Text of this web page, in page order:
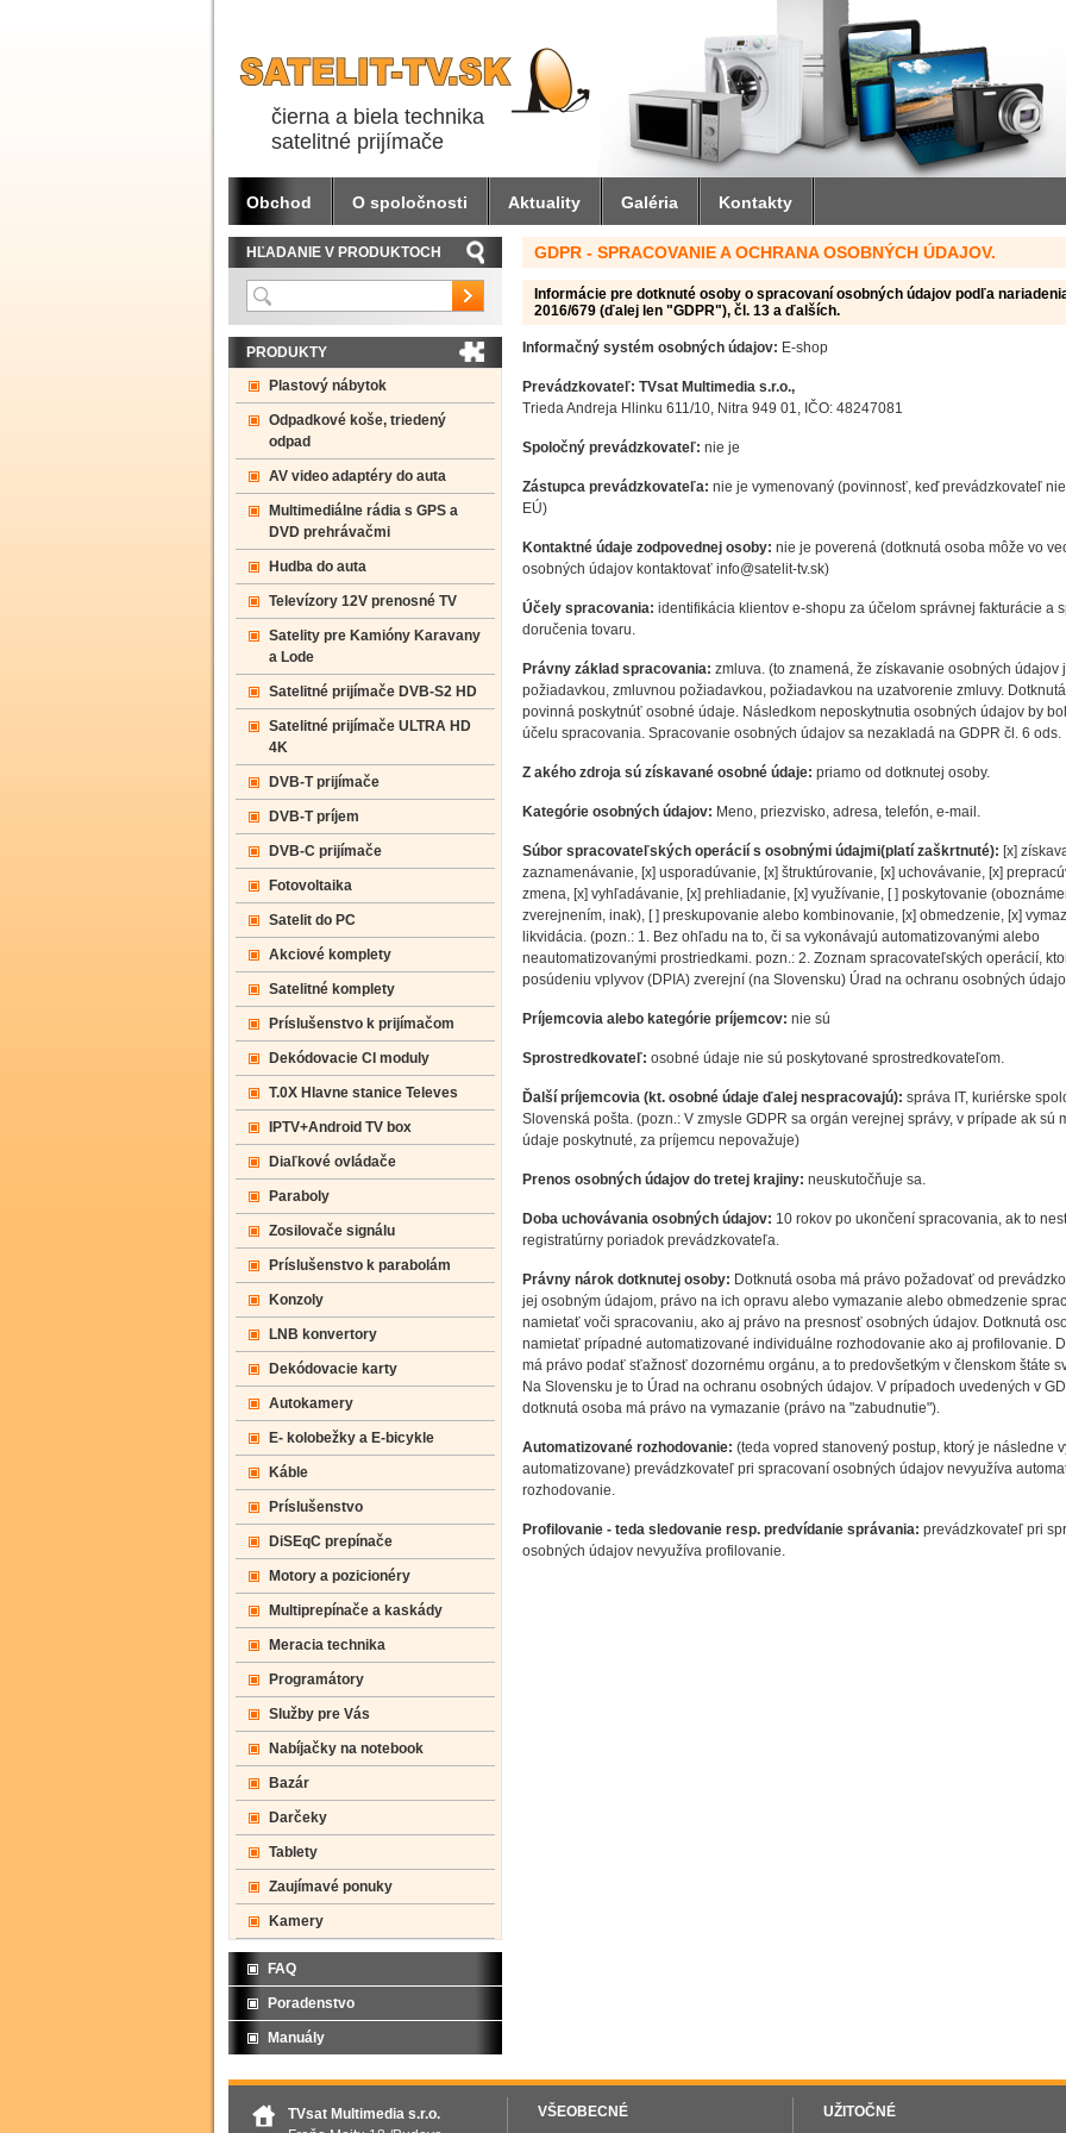
čierna a biela technika
satelitné prijímače
GDPR - SPRACOVANIE A OCHRANA OSOBNÝCH ÚDAJOV.
Informácie pre dotknuté osoby o spracovaní osobných údajov podľa
2016/679 (ďalej len "GDPR"), čl. 13 a ďalších.
Informačný systém osobných údajov: E-shop
Prevádzkovateľ: TVsat Multimedia s.r.o.,
Trieda Andreja Hlinku 611/10, Nitra 949 01, IČO: 48247081
Spoločný prevádzkovateľ: nie je
Zástupca prevádzkovateľa: nie je vymenovaný (povinnosť, keď prevádzkovateľ
EÚ)
Kontaktné údaje zodpovednej osoby: nie je poverená (dotknutá osoba môže vo
osobných údajov kontaktovať info@satelit-tv.sk)
Účely spracovania: identifikácia klientov e-shopu za účelom správnej fakturácie a
doručenia tovaru.
Právny základ spracovania: zmluva. (to znamená, že získavanie osobných údajov
požiadavkou, zmluvnou požiadavkou, požiadavkou na uzatvorenie zmluvy.
povinná poskytnúť osobné údaje. Následkom neposkytnutia osobných údajov by
účelu spracovania. Spracovanie osobných údajov sa nezakladá na GDPR čl. 6 ods.
Z akého zdroja sú získavané osobné údaje: priamo od dotknutej osoby.
Kategórie osobných údajov: Meno, priezvisko, adresa, telefón, e-mail.
Súbor spracovateľských operácií s osobnými údajmi(platí zaškrtnuté): [x]
zaznamenávanie, [x] usporadúvanie, [x] štruktúrovanie, [x] uchovávanie, [x]
zmena, [x] vyhľadávanie, [x] prehliadanie, [x] využívanie, [ ] poskytovanie
zverejnením, inak), [ ] preskupovanie alebo kombinovanie, [x] obmedzenie, [x]
likvidácia. (pozn.: 1. Bez ohľadu na to, či sa vykonávajú automatizovanými alebo
neautomatizovanými prostriedkami. pozn.: 2. Zoznam spracovateľských operácií,
posúdeniu vplyvov (DPIA) zverejní (na Slovensku) Úrad na ochranu osobných
Príjemcovia alebo kategórie príjemcov: nie sú
Sprostredkovateľ: osobné údaje nie sú poskytované sprostredkovateľom.
Ďalší príjemcovia (kt. osobné údaje ďalej nespracovajú): správa IT, kuriérske
Slovenská pošta. (pozn.: V zmysle GDPR sa orgán verejnej správy, v prípade ak sú
údaje poskytnuté, za príjemcu nepovažuje)
Prenos osobných údajov do tretej krajiny: neuskutočňuje sa.
Doba uchovávania osobných údajov: 10 rokov po ukončení spracovania, ak to
registratúrny poriadok prevádzkovateľa.
Právny nárok dotknutej osoby: Dotknutá osoba má právo požadovať od
jej osobným údajom, právo na ich opravu alebo vymazanie alebo obmedzenie
namietať voči spracovaniu, ako aj právo na presnosť osobných údajov. Dotknutá
namietať prípadné automatizované individuálne rozhodovanie ako aj profilovanie.
má právo podať sťažnosť dozornému orgánu, a to predovšetkým v členskom štáte
Na Slovensku je to Úrad na ochranu osobných údajov. V prípadoch uvedených v
dotknutá osoba má právo na vymazanie (právo na "zabudnutie").
Automatizované rozhodovanie: (teda vopred stanovený postup, ktorý je následne
automatizovane) prevádzkovateľ pri spracovaní osobných údajov nevyužíva
rozhodovanie.
Profilovanie - teda sledovanie resp. predvídanie správania: prevádzkovateľ pri
osobných údajov nevyužíva profilovanie.
HĽADANIE V PRODUKTOCH
PRODUKTY
Plastový nábytok
Odpadkové koše, triedený
odpad
AV video adaptéry do auta
Multimediálne rádia s GPS a
DVD prehrávačmi
Hudba do auta
Televízory 12V prenosné TV
Satelity pre Kamióny Karavany
a Lode
Satelitné prijímače DVB-S2 HD
Satelitné prijímače ULTRA HD
4K
DVB-T prijímače
DVB-T príjem
DVB-C prijímače
Fotovoltaika
Satelit do PC
Akciové komplety
Satelitné komplety
Príslušenstvo k prijímačom
Dekódovacie CI moduly
T.0X Hlavne stanice Televes
IPTV+Android TV box
Diaľkové ovládače
Paraboly
Zosilovače signálu
Príslušenstvo k parabolám
Konzoly
LNB konvertory
Dekódovacie karty
Autokamery
E- kolobežky a E-bicykle
Káble
Príslušenstvo
DiSEqC prepínače
Motory a pozicionéry
Multiprepínače a kaskády
Meracia technika
Programátory
Služby pre Vás
Nabíjačky na notebook
Bazár
Darčeky
Tablety
Zaujímavé ponuky
Kamery
FAQ
Poradenstvo
Manuály
TVsat Multimedia s.r.o.
VŠEOBECNÉ UŽITOČNÉ
Obchod O spoločnosti Aktuality Galéria Kontakty